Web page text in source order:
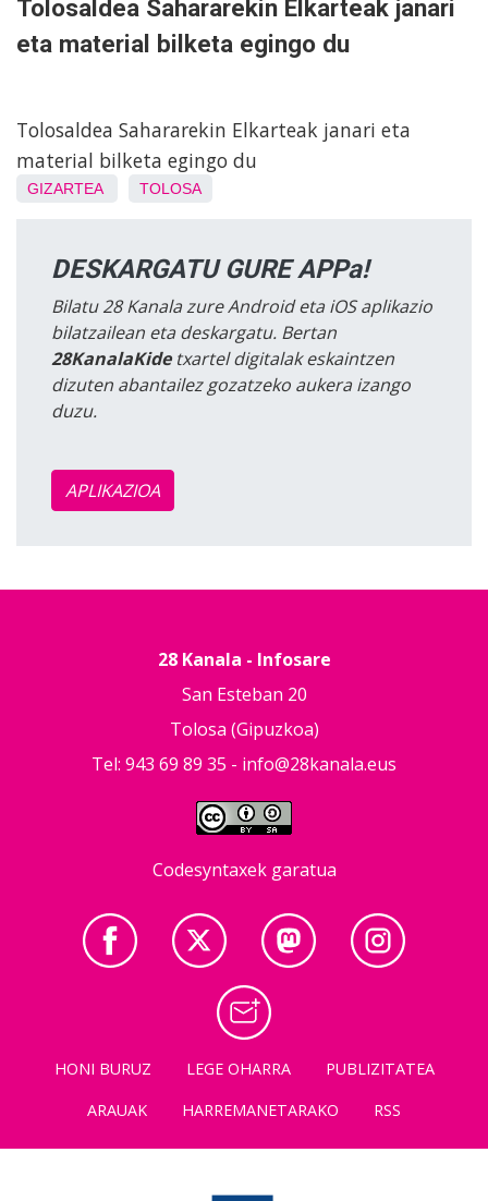
Tolosaldea Sahararekin Elkarteak janari
eta material bilketa egingo du
Tolosaldea Sahararekin Elkarteak janari eta
material bilketa egingo du
GIZARTEA TOLOSA
DESKARGATU GURE APPa!
Bilatu 28 Kanala zure Android eta iOS aplikazio
bilatzailean eta deskargatu. Bertan
28KanalaKidetxartel digitalak eskaintzen
dizuten abantailez gozatzeko aukera izango
duzu.
APLIKAZIOA
28 Kanala - Infosare
San Esteban 20
Tolosa (Gipuzkoa)
Tel: 943 69 89 35 - info@28kanala.eus
Codesyntaxek garatua
HONI BURUZ LEGE OHARRA
PUBLIZITATEA
ARAUAK
HARREMANETARAKO RSS